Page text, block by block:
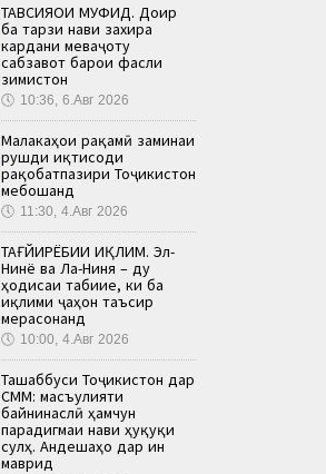
ТАВСИЯҲОИ МУФИД. Доир
ба тарзи нави захира
кардани меваҷоту
сабзавот барои фасли
зимистон
🕔 10:36, 6.Авг 2026
Малакаҳои рақамӣ заминаи
рушди иқтисоди
рақобатпазири Тоҷикистон
мебошанд
🕔 11:30, 4.Авг 2026
ТАҒЙИРЁБИИ ИҚЛИМ. Эл-
Нинё ва Ла-Ниня – ду
ҳодисаи табиие, ки ба
иқлими ҷаҳон таъсир
мерасонанд
🕔 10:00, 4.Авг 2026
Ташаббуси Тоҷикистон дар
СММ: масъулияти
байнинаслӣ ҳамчун
парадигмаи нави ҳуқуқи
сулҳ. Андешаҳо дар ин
маврид